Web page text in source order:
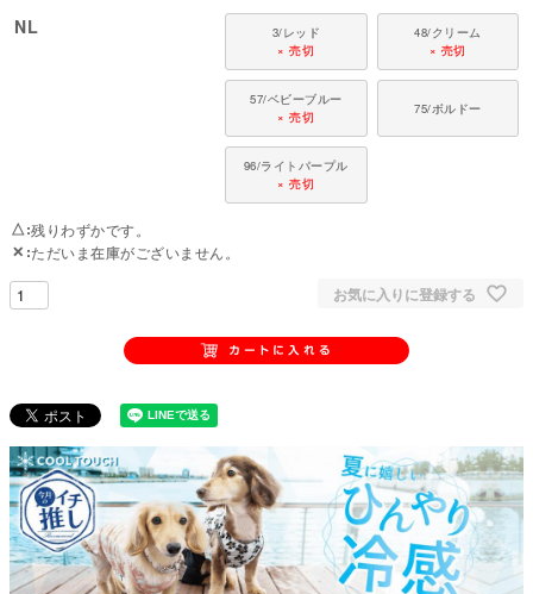
NL
3/レッド
× 売切
48/クリーム
× 売切
57/ベビーブルー
× 売切
75/ボルドー
96/ライトパープル
× 売切
△ 残りわずかです。
✕ ただいま在庫がございません。
お気に入りに登録する